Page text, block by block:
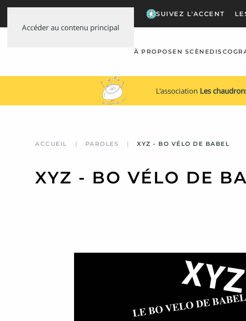
Accéder au contenu principal
SUIVEZ L'ACCENT
À PROPOS EN SCÈNE
L'association Les
ACCUEIL PAROLES XYZ - BO VÉLO DE BABEL
XYZ - BO VÉLO DE